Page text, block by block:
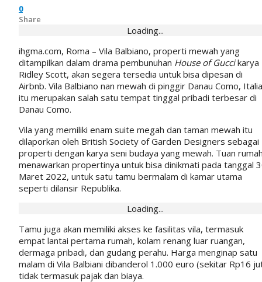
0
Share
Loading...
ihgma.com, Roma – Vila Balbiano, properti mewah yang
ditampilkan dalam drama pembunuhan House of Guccikarya
Ridley Scott, akan segera tersedia untuk bisa dipesan di
Airbnb. Vila Balbiano nan mewah di pinggir Danau Como, Italia
itu merupakan salah satu tempat tinggal pribadi terbesar di
Danau Como.
Vila yang memiliki enam suite megah dan taman mewah itu
dilaporkan oleh British Society of Garden Designers sebagai
properti dengan karya seni budaya yang mewah. Tuan
menawarkan propertinya untuk bisa dinikmati pada tanggal
Maret 2022, untuk satu tamu bermalam di kamar utama
seperti dilansir Republika.
Loading...
Tamu juga akan memiliki akses ke fasilitas vila, termasuk
empat lantai pertama rumah, kolam renang luar ruangan,
dermaga pribadi, dan gudang perahu. Harga menginap satu
malam di Vila Balbiani dibanderol 1.000 euro (sekitar Rp16
tidak termasuk pajak dan biaya.